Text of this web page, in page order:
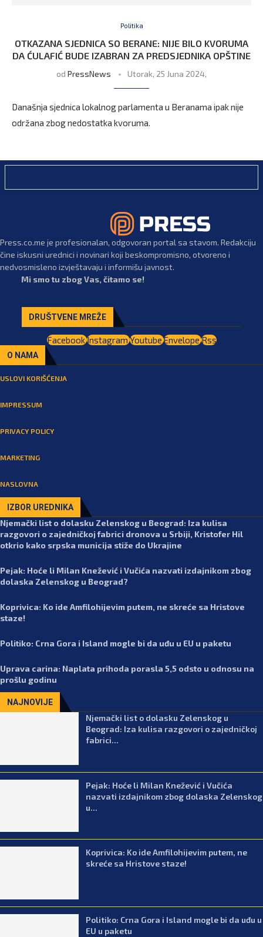
Politika
OTKAZANA SJEDNICA SO BERANE: NIJE BILO KVORUMA
DA ĆULAFIĆ BUDE IZABRAN ZA PREDSJEDNIKA OPŠTINE
od PressNews Utorak, 25 Juna 2024,
Današnja sjednica lokalnog parlamenta u Beranama ipak nije
održana zbog nedostatka kvoruma.
Press.co.me je profesionalan, odgovoran portal sa stavom. Redakciju
čine iskusni urednici i novinari koji beskompromisno, otvoreno i
nedvosmisleno izvještavaju i informišu javnost.
Mi smo tu zbog Vas, čitamo se!
DRUŠTVENE MREŽE
FacebookInstagramYoutubeEnvelopeRss
O NAMA
USLOVI KORIŠĆENJA
IMPRESSUM
PRIVACY POLICY
MARKETING
NASLOVNA
IZBOR UREDNIKA
Njemački list o dolasku Zelenskog u Beograd: Iza kulisa
razgovori o zajedničkoj fabrici dronova u Srbiji, Kristofer Hil
otkrio kako srpska municija stiže do Ukrajine
Pejak: Hoće li Milan Knežević i Vučića nazvati izdajnikom zbog
dolaska Zelenskog u Beograd?
Koprivica: Ko ide Amfilohijevim putem, ne skreće sa Hristove
staze!
Politiko: Crna Gora i Island mogle bi da uđu u EU u paketu
Uprava carina: Naplata prihoda porasla 5,5 odsto u odnosu na
prošlu godinu
NAJNOVIJE
Njemački list o dolasku Zelenskog u
Beograd: Iza kulisa razgovori o zajedničkoj
fabrici...
Pejak: Hoće li Milan Knežević i Vučića
nazvati izdajnikom zbog dolaska Zelenskog
u...
Koprivica: Ko ide Amfilohijevim putem, ne
skreće sa Hristove staze!
Politiko: Crna Gora i Island mogle bi da uđu u
EU u paketu